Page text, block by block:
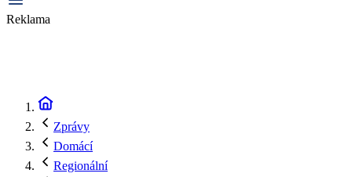
Reklama
Zprávy
Domácí
Regionální